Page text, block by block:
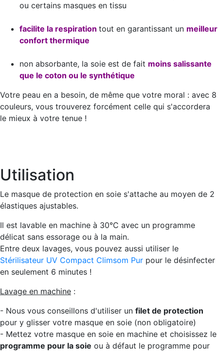
ou certains masques en tissu
facilite la respiration tout en garantissant un meilleur
confort thermique
non absorbante, la soie est de fait moins salissante
que le coton ou le synthétique
Votre peau en a besoin, de même que votre moral : avec 8
couleurs, vous trouverez forcément celle qui s'accordera
le mieux à votre tenue !
Utilisation
Le masque de protection en soie s'attache au moyen de 2
élastiques ajustables.
Il est lavable en machine à 30°C avec un programme
délicat sans essorage ou à la main.
Entre deux lavages, vous pouvez aussi utiliser le
Stérilisateur UV Compact Climsom Pur pour le désinfecter
en seulement 6 minutes !
Lavage en machine :
- Nous vous conseillons d'utiliser un filet de protection
pour y glisser votre masque en soie (non obligatoire)
- Mettez votre masque en soie en machine et choisissez le
programme pour la soie ou à défaut le programme pour